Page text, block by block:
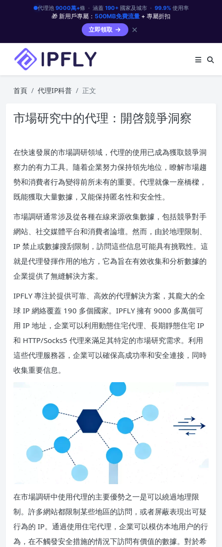
代理池 9000萬+條 · 涵蓋 190+國家及城市 · 99.9%使用率
🎁 新用戶專屬： 500MB免費流量 + 專屬折扣
立即領取
✕
首頁 代理IP科普 正文
市場研究中的代理：開啓競爭洞察
在快速發展的市場調研領域，代理的使用已成為獲取競爭洞
察力的有力工具。隨着企業努力保持領先地位，瞭解市場趨
勢和消費者行為變得前所未有的重要。代理就像一座橋樑，
既能獲取大量數據，又能保持匿名性和安全性。
市場調研通常涉及從各種在線來源收集數據，包括競爭對手
網站、社交媒體平台和消費者論壇。然而，由於地理限制、
IP 禁止或數據搜刮限制，訪問這些信息可能具有挑戰性。這
就是代理發揮作用的地方，它為旨在有效收集和分析數據的
企業提供了無縫解決方案。
IPFLY 專注於提供可靠、高效的代理解決方案，其龐大的全
球 IP 網絡覆蓋 190 多個國家。IPFLY 擁有 9000 多萬個可
用 IP 地址，企業可以利用動態住宅代理、長期靜態住宅 IP
和 HTTP/Socks5 代理來滿足其特定的市場研究需求。利用
這些代理服務器，企業可以確保高成功率和安全連接，同時
收集重要信息。
在市場調研中使用代理的主要優勢之一是可以繞過地理限
制。許多網站都限制某些地區的訪問，或者屏蔽表現出可疑
行為的 IP。通過使用住宅代理，企業可以模仿本地用户的行
為，在不觸發安全措施的情況下訪問有價值的數據。對於希